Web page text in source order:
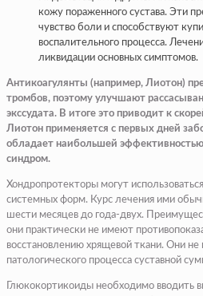
кожу пораженного сустава. Эти
чувство боли и способствуют
воспалительного процесса.
ликвидации основных симптомов.
Антикоагулянты (например, Лиотон)
тромбов, поэтому улучшают
экссудата. В итоге это приводит к
Лиотон применяется с первых дней
обладает наибольшей
синдром.
Хондропротекторы могут
системных форм. Курс лечения ими
шести месяцев до года-двух.
они практически не имеют
восстановлению хрящевой ткани. Они не
патологического процесса суставной
Глюкокортикоиды необходимо вводить